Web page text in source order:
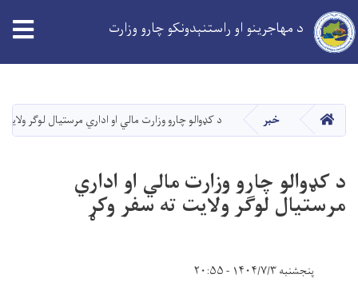
main
content
د مهاجرینو او راستنېدونکو چارو وزارت
کورپاڼه خبر د کډوالو چارو وزارت مالي او اداري مرستیال لوګر
د کډوالو چارو وزارت مالي او اداري
مرستیال لوګر ولایت ته سفر وکړ
پنجشنبه ۱۴۰۴/۷/۳ - ۲۰:۵۵